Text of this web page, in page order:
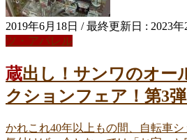
2019年6月18日 / 最終更新日 : 2023年
ツ・アパレル
蔵出し！サンワのオールドパーツコレ
クションフェア！第3弾
かれこれ40年以上もの間、自転車シ